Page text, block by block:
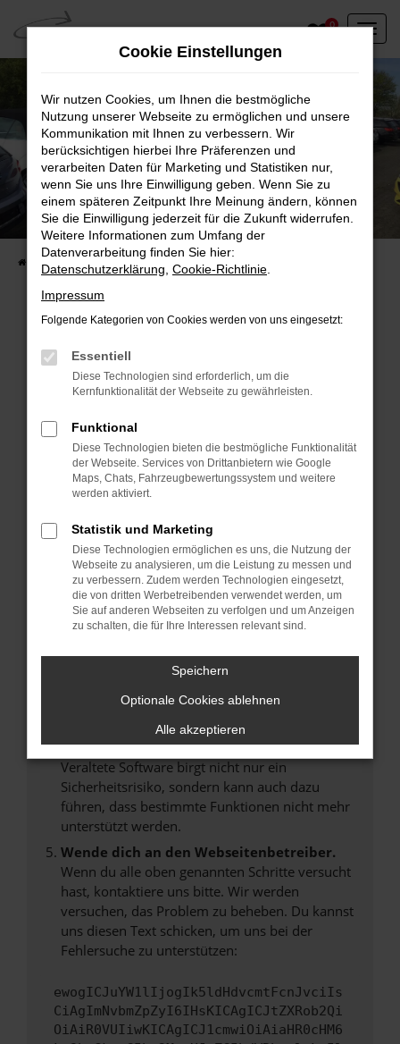
Zum
Hauptinhalt
springen
0
Unser Fahrzeugbestand vor Ort
Entdecken Sie unsere sofort verfügbaren
Fahrzeugangebote
Fehler: Network Error
Beim Laden ist ein Fehler aufgetreten.
Hier sind ein paar Tipps, die dir helfen können:
Überprüfe deine Firewall und deine
Internetverbindung.
Laden andere Webseiten, zum Beispiel deine
Suchmaschine?
Manche Erweiterungen, wie Werbeblocker,
können das Laden bestimmter Seiten
verhindern. Funktioniert die Seite in einem
anderen Browser oder in einem privaten
Fenster?
Das kann manchmal helfen, vorübergehende
Probleme zu beheben.
Stelle sicher, dass dein Browser und dein
Betriebssystem auf dem neuesten Stand
sind.
Veraltete Software birgt nicht nur ein
Sicherheitsrisiko, sondern kann auch dazu
führen, dass bestimmte Funktionen nicht mehr
unterstützt werden.
Wende dich an den Webseitenbetreiber.
Wenn du alle oben genannten Schritte versucht
hast, kontaktiere uns bitte. Wir werden
versuchen, das Problem zu beheben. Du kannst
uns diesen Text schicken, um uns bei der
Fehlersuche zu unterstützen:
ewogICJuYW1lIjogIk5ldHdvcmtFcnJvciIs
CiAgImNvbmZpZyI6IHsKICAgICJtZXRob2Qi
OiAiR0VUIiwKICAgICJ1cmwiOiAiaHR0cHM6
Cookie Einstellungen
Wir nutzen Cookies, um Ihnen die bestmögliche
Nutzung unserer Webseite zu ermöglichen und unsere
Kommunikation mit Ihnen zu verbessern. Wir
berücksichtigen hierbei Ihre Präferenzen und
verarbeiten Daten für Marketing und Statistiken nur,
wenn Sie uns Ihre Einwilligung geben. Wenn Sie zu
einem späteren Zeitpunkt Ihre Meinung ändern, können
Sie die Einwilligung jederzeit für die Zukunft widerrufen.
Weitere Informationen zum Umfang der
Datenverarbeitung finden Sie hier:
Datenschutzerklärung Cookie-Richtlinie
Impressum
Folgende Kategorien von Cookies werden von uns eingesetzt:
Essentiell
Diese Technologien sind erforderlich, um die
Kernfunktionalität der Webseite zu gewährleisten.
Funktional
Diese Technologien bieten die bestmögliche Funktionalität
der Webseite. Services von Drittanbietern wie Google
Maps, Chats, Fahrzeugbewertungssystem und weitere
werden aktiviert.
Statistik und Marketing
Diese Technologien ermöglichen es uns, die Nutzung der
Webseite zu analysieren, um die Leistung zu messen und
zu verbessern. Zudem werden Technologien eingesetzt,
die von dritten Werbetreibenden verwendet werden, um
Sie auf anderen Webseiten zu verfolgen und um Anzeigen
zu schalten, die für Ihre Interessen relevant sind.
Speichern
Optionale Cookies ablehnen
Alle akzeptieren